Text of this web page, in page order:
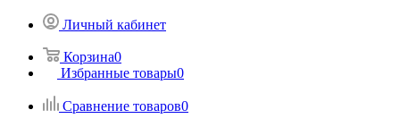
Личный кабинет
Корзина0
Избранные товары0
Сравнение товаров0